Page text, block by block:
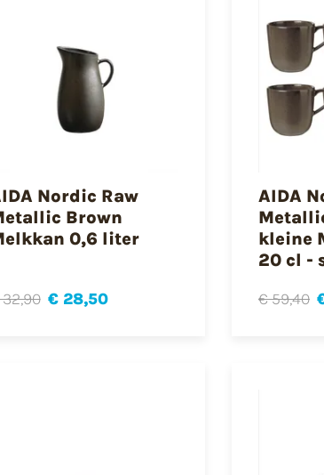
Nordic Raw
Brown
0,6 liter
€ 28,50
AIDA
kleine
20 cl -
€ 59,40